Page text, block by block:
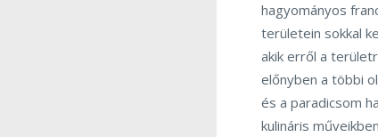
hagyományos
területein sokkal
akik erről a
előnyben a többi
és a paradicsom
kulináris